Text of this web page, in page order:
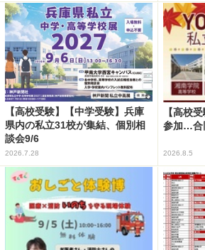
【高校受験】【中学受験】兵庫
県内の私立31校が集結、個別相
談会9/6
2026.7.28
【高校
参加…合
2026.8.5